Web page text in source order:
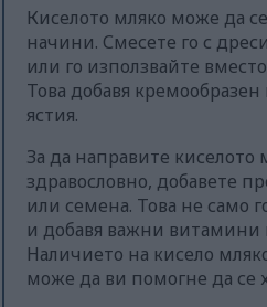
Киселото мляко може да
начини. Смесете го с
или го използвайте
Това добавя
ястия.
За да направите киселото
здравословно, добавете
или семена. Това не само
и добавя важни
Наличието на кисело
може да ви помогне да се